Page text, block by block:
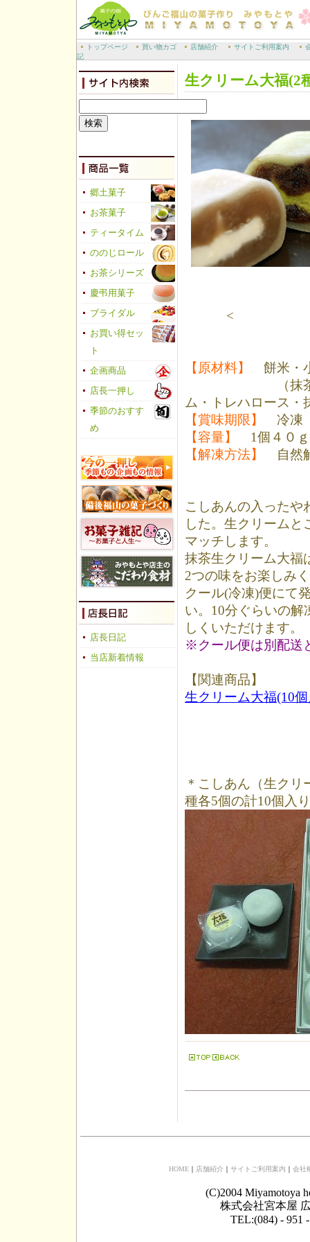
トップページ 買い物カゴ 店舗紹介 サイトご利用案内
記
郷土菓子
お茶菓子
ティータイム
ののじロール
お茶シリーズ
慶弔用菓子
ブライダル
お買い得セッ
ト
企画商品
店長一押し
季節のおすす
め
店長日記
当店新着情報
生クリーム大福(2
<
【原材料】
餅米・
（抹茶生クリ
ム・トレハロース・
【賞味期限】
冷凍
【容量】
1個４０ｇ
【解凍方法】
自然
こしあんの入ったや
した。生クリーム
マッチします。
抹茶生クリーム大福
2つの味をお楽しみ
クール(冷凍)便にて
い。10分ぐらいの
しくいただけます。
※クール便は別配送
【関連商品】
生クリーム大福(10
＊こしあん（生ク
種各5個の計10個入
HOME ｜ 店舗紹介 ｜ サイトご利用案内 ｜ 会社
(C)2004 Miyamotoya
株式会社宮本屋
TEL:(084) - 951